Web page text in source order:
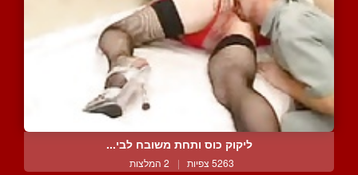
ליקוק כוס ותחת משובח לבי...
5263 צפיות | 2 המלצות